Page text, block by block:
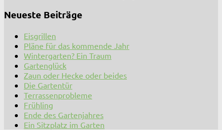
Neueste Beiträge
Eisgrillen
Pläne für das kommende Jahr
Wintergarten? Ein Traum
Gartenglück
Zaun oder Hecke oder beides
Die Gartentür
Terrassenprobleme
Frühling
Ende des Gartenjahres
Ein Sitzplatz im Garten